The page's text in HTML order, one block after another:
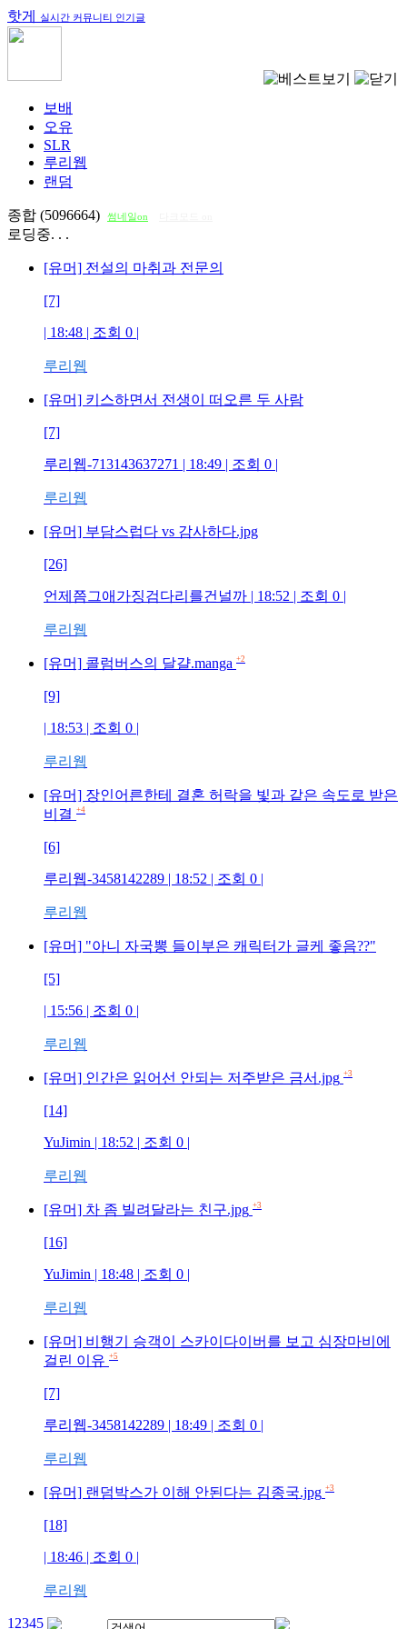
핫게 실시간 커뮤니티 인기글
보배
오유
SLR
루리웹
랜덤
종합 (5096664) 썸네일on
로딩중. . .
[유머] 전설의 마취과 전문의
[7]
| 18:48 | 조회 0 |
루리웹
[유머] 키스하면서 전생이 떠오른 두 사람
[7]
루리웹-713143637271 | 18:49 | 조회 0 |
루리웹
[유머] 부담스럽다 vs 감사하다.jpg
[26]
언제쯤그애가징검다리를건널까 | 18:52 | 조회 0 |
루리웹
[유머] 콜럼버스의 달걀.manga +2
[9]
| 18:53 | 조회 0 |
루리웹
[유머] 장인어른한테 결혼 허락을 빛과 같은 속도로 받은
비결 +4
[6]
루리웹-3458142289 | 18:52 | 조회 0 |
루리웹
[유머] "아니 자국뽕 들이부은 캐릭터가 글케 좋음??"
[5]
| 15:56 | 조회 0 |
루리웹
[유머] 인간은 읽어선 안되는 저주받은 금서.jpg +3
[14]
YuJimin | 18:52 | 조회 0 |
루리웹
[유머] 차 좀 빌려달라는 친구.jpg +3
[16]
YuJimin | 18:48 | 조회 0 |
루리웹
[유머] 비행기 승객이 스카이다이버를 보고 심장마비에
걸린 이유 +5
[7]
루리웹-3458142289 | 18:49 | 조회 0 |
루리웹
[유머] 랜덤박스가 이해 안된다는 김종국.jpg +3
[18]
| 18:46 | 조회 0 |
루리웹
1 2345